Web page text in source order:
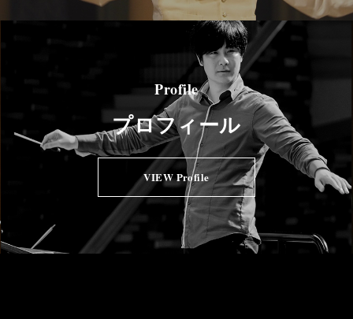
Profile
プロフィール
VIEW Profile